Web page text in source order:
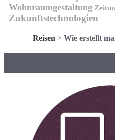
Wohnraumgestaltung
Zukunftstechnologien
Reisen > Wie erstellt